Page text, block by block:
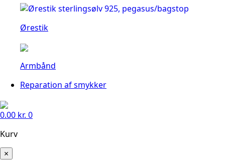
Ørestik
Armbånd
Reparation af smykker
0.00 kr. 0
Kurv
×